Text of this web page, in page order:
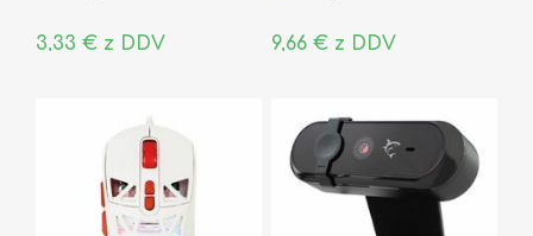
3,33 € z DDV 9,66 € z DDV